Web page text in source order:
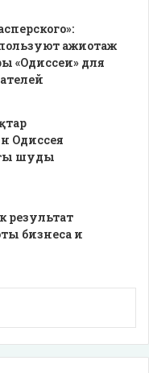
ажиотаж
«Одиссеи» для
Одиссея
шуды
результат
бизнеса и